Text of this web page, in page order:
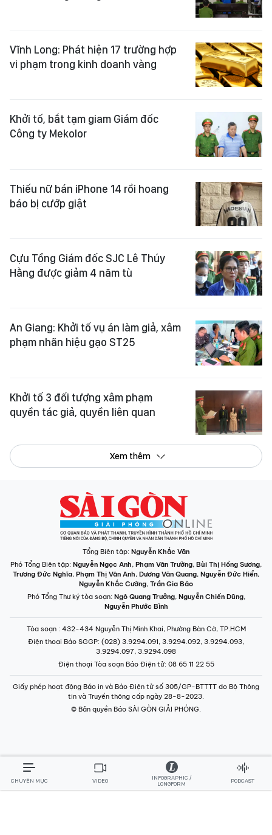
Vĩnh Long: Phát hiện 17 trường hợp
vi phạm trong kinh doanh vàng
Khởi tố, bắt tạm giam Giám đốc
Công ty Mekolor
Thiếu nữ bán iPhone 14 rồi hoang
báo bị cướp giật
Cựu Tổng Giám đốc SJC Lê Thúy
Hằng được giảm 4 năm tù
An Giang: Khởi tố vụ án làm giả, xâm
phạm nhãn hiệu gạo ST25
Khởi tố 3 đối tượng xâm phạm
quyền tác giả, quyền liên quan
Xem thêm
Tổng Biên tập: Nguyễn Khắc Văn
Phó Tổng Biên tập: Nguyễn Ngọc Anh, Phạm Văn Trường, Bùi Thị Hồng Sương,
Trương Đức Nghĩa, Phạm Thị Vân Anh, Dương Văn Quang, Nguyễn Đức Hiển,
Nguyễn Khắc Cường, Trần Gia Bảo
Phó Tổng Thư ký tòa soạn: Ngô Quang Trưởng, Nguyễn Chiến Dũng,
Nguyễn Phước Bình
Tòa soạn : 432-434 Nguyễn Thị Minh Khai, Phường Bàn Cờ, TP.HCM
Điện thoại Báo SGGP: (028) 3.9294.091, 3.9294.092, 3.9294.093,
3.9294.097, 3.9294.098
Điện thoại Tòa soạn Báo Điện tử: 08 65 11 22 55
Giấy phép hoạt động Báo in và Báo Điện tử số 305/GP-BTTTT do Bộ Thông
tin và Truyền thông cấp ngày 28-8-2023.
© Bản quyền Báo SÀI GÒN GIẢI PHÓNG.
CHUYÊN MỤC VIDEO
INFOGRAPHIC /
LONGFORM
PODCAST